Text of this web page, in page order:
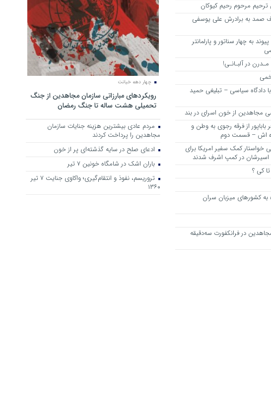
مرحوم رحیم کیوکان
صمد به برادرش علی یوسفی
به چهار سناتور و پارلمانتر
در آلبـانـی!
دادگاه سیاسی – تبلیغی حمید
مجاهدین از خون اسرای در بند
از فرقه رجوی به وطن و
اش – قسمت دوم
خواستار کمک سفیر امریکا برای
اسیرشان در کمپ اشرف شدند
کی ؟
به کشورهای میزبان سران
در فرانکفورت سه‌دقیقه
چهار دهه خیانت
رویکرد‌های مبارزاتی سازمان مجاهدین از جنگ
تحمیلی هشت ساله تا جنگ رمضان
مردم عادی بیشترین هزینه جنایات سازمان
مجاهدین را پرداخت کردند
ادعای صلح در سایه گذشته‌ای پر از خون
باران اشک در شامگاه خونین 7 تیر
تروریسم، نفوذ و انتقام‌گیری؛ واکاوی جنایت ۷ تیر
۱۳۶۰